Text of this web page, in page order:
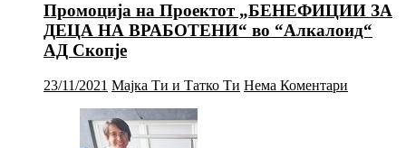
Промоција на Проектот „БЕНЕФИЦИИ ЗА
ДЕЦА НА ВРАБОТЕНИ“ во “Алкалоид“
АД Скопје
23/11/2021 Мајка Ти и Татко Ти Нема Коментари